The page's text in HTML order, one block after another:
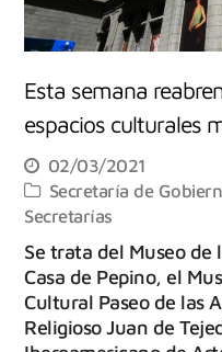
Esta semana
espacios culturales
02/03/2021
Secretaría de
Secretarías
Se trata del Museo de
Casa de Pepino, el
Cultural Paseo de las
Religioso Juan de